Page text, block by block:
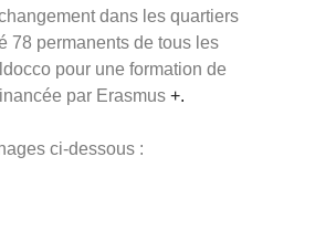
dans les quartiers
78 permanents de tous les
pour une formation de
par Erasmus +.
ci-dessous :